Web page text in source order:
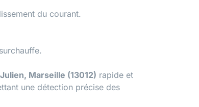
du courant.
Marseille (13012) rapide et
une détection précise des